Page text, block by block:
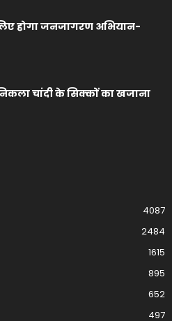
होगा जनजागरण अभियान-
चांदी के सिक्कों का खजाना
4087
2484
1615
895
652
497